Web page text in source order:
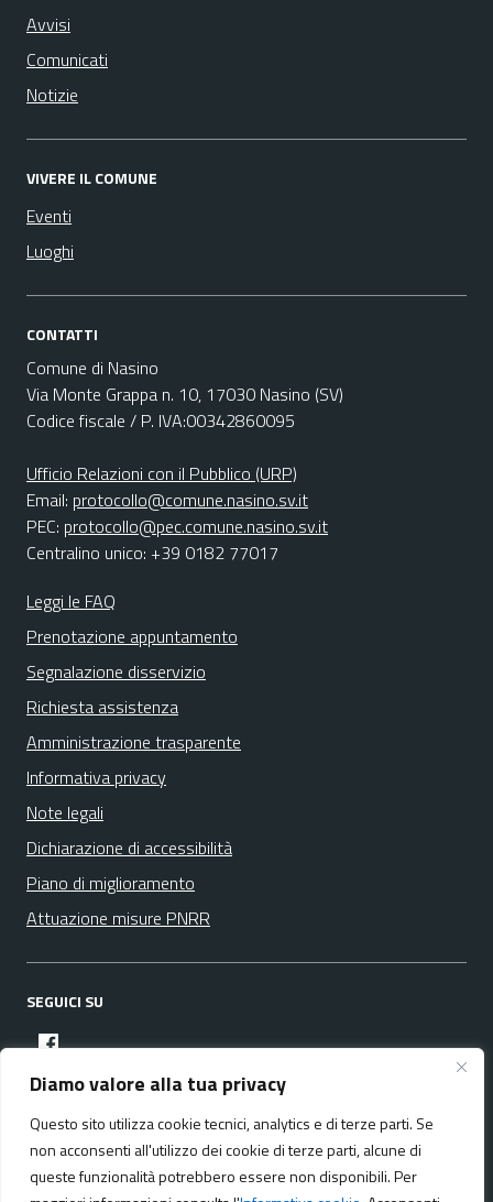
Diamo valore alla tua privacy
Questo sito utilizza cookie tecnici, analytics e di terze parti. Se
non acconsenti all'utilizzo dei cookie di terze parti, alcune di
queste funzionalità potrebbero essere non disponibili. Per
Avvisi
Comunicati
Notizie
VIVERE IL COMUNE
Eventi
Luoghi
CONTATTI
Comune di Nasino
Via Monte Grappa n. 10, 17030 Nasino (SV)
Codice fiscale / P. IVA:00342860095
Ufficio Relazioni con il Pubblico (URP)
Email: protocollo@comune.nasino.sv.it
PEC: protocollo@pec.comune.nasino.sv.it
Centralino unico: +39 0182 77017
Leggi le FAQ
Prenotazione appuntamento
Segnalazione disservizio
Richiesta assistenza
Amministrazione trasparente
Informativa privacy
Note legali
Dichiarazione di accessibilità
Piano di miglioramento
Attuazione misure PNRR
SEGUICI SU
facebook
Media policy Mappa del sito